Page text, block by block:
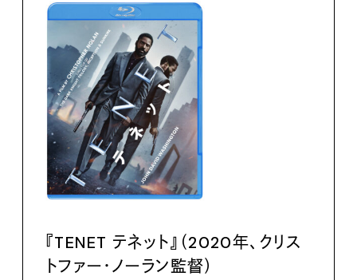
『TENET テネット』（2020年、クリス
トファー・ノーラン監督）